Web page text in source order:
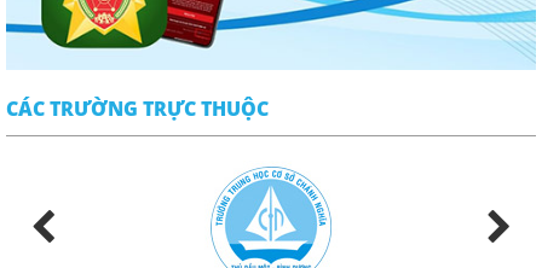
CÁC TRƯỜNG TRỰC THUỘC